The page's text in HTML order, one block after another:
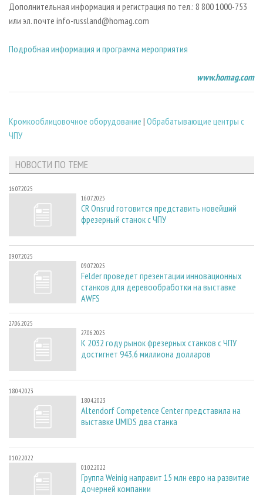
Дополнительная информация и регистрация по тел.: 8 800 1000-753
или эл. почте info-russland@homag.com
Подробная информация и программа мероприятия
www.homag.com
Кромкооблицовочное оборудование | Обрабатывающие центры с
ЧПУ
НОВОСТИ ПО ТЕМЕ
16.07.2025
16.07.2025
CR Onsrud готовится представить новейший
фрезерный станок с ЧПУ
09.07.2025
09.07.2025
Felder проведет презентации инновационных
станков для деревообработки на выставке
AWFS
27.06.2025
27.06.2025
К 2032 году рынок фрезерных станков с ЧПУ
достигнет 943,6 миллиона долларов
18.04.2023
18.04.2023
Altendorf Competence Center представила на
выставке UMIDS два станка
01.02.2022
01.02.2022
Группа Weinig направит 15 млн евро на развитие
дочерней компании